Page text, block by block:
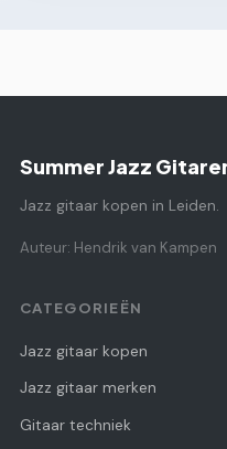
Summer Jazz
Jazz gitaar kopen in Leiden.
Auteur: Hendrik van Kampen
CATEGORIEËN
Jazz gitaar kopen
Jazz gitaar merken
Gitaar techniek